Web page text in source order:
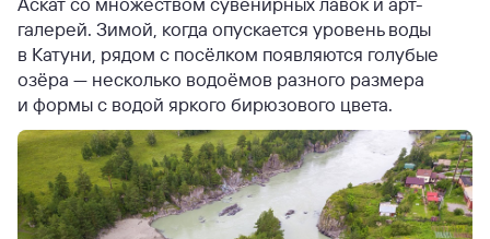
галерей. Зимой, когда опускается уровень воды
в Катуни, рядом с посёлком появляются голубые
озёра — несколько водоёмов разного размера
и формы с водой яркого бирюзового цвета.